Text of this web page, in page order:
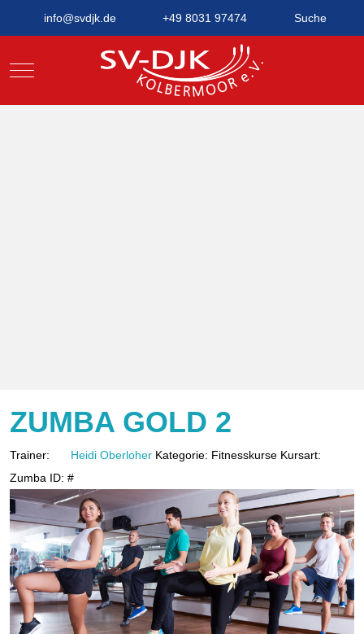
info@svdjk.de +49 8031 97474 Suche
Mobile Menu Toggle
ZUMBA GOLD 2
Trainer: Heidi Oberloher Kategorie: Fitnesskurse Kursart:
Zumba ID: #